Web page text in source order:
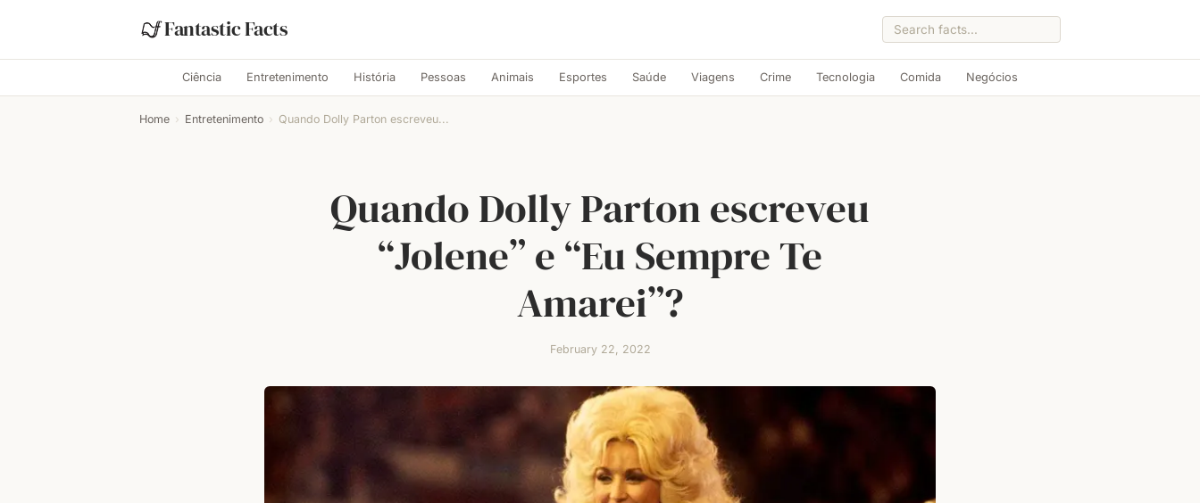
Fantastic Facts
Ciência Entretenimento História Pessoas Animais Esportes Saúde Viagens Crime Tecnologia Comida Negócios
Home › Entretenimento › Quando Dolly Parton escreveu...
Quando Dolly Parton escreveu
“Jolene” e “Eu Sempre Te
Amarei”?
February 22, 2022